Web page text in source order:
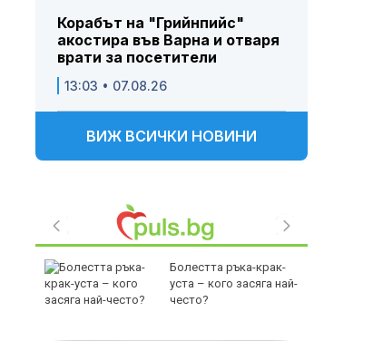
Корабът на "Грийнпийс"
акостира във Варна и отваря
врати за посетители
13:03 • 07.08.26
ВИЖ ВСИЧКИ НОВИНИ
Болестта ръка-крак-
уста – кого засяга най-
често?